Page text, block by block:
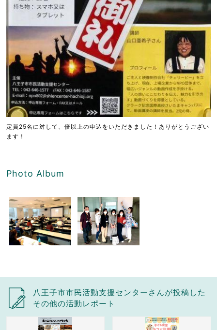
定員25名に対して、倍以上の申込をいただきました！ありがとうござい
ます！
Photo Album
八王子市市民活動支援センターさんが投稿した
その他の活動レポート